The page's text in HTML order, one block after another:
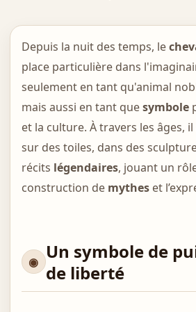
Depuis la nuit des temps, le
place particulière dans
seulement en tant qu'animal
mais aussi en tant quesymbole
et la culture. À travers les âges,
sur des toiles, dans des
récits légendaires, jouant un
construction de mytheset
Un symbole de
de liberté